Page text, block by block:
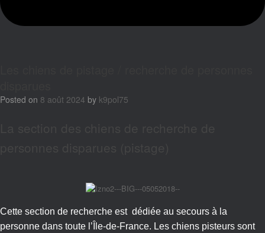
Posted on 8 août 2024 by k9pol75
Cette section de recherche est dédiée au secours à la
personne dans toute l’Île-de-France. Les chiens pisteurs sont